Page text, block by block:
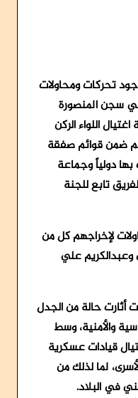
تحركات ومحاولات
سجن المنصورة
اللواء الركن
ضمن قوائم صفقة
دولياً وجماعة
تابع للجنة
لإخراجهم كل من
وعبدالكريم علي
أثارت حالة من الجدل
والأمنية، وسط
قيادات عسكرية
لما لذلك من
في البلاد.